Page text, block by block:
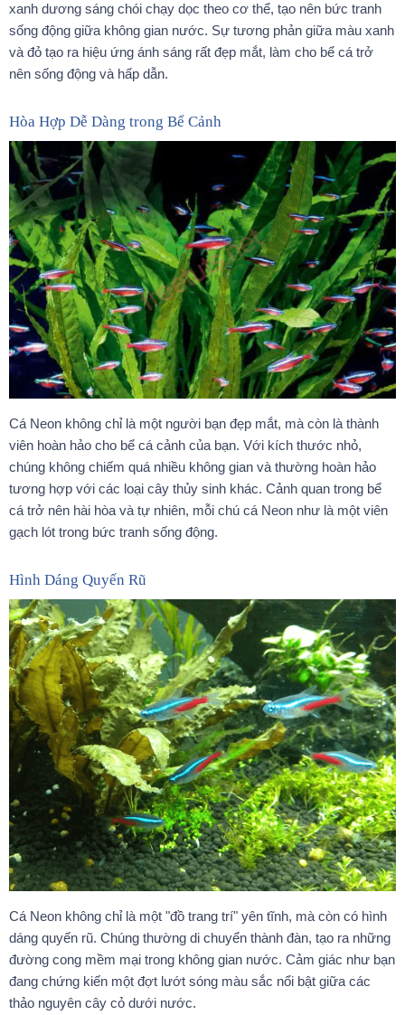
xanh dương sáng chói chạy dọc theo cơ thể, tạo nên bức tranh
sống động giữa không gian nước. Sự tương phản giữa màu xanh
và đỏ tạo ra hiệu ứng ánh sáng rất đẹp mắt, làm cho bể cá trở
nên sống động và hấp dẫn.
Hòa Hợp Dễ Dàng trong Bể Cảnh
Cá Neon không chỉ là một người bạn đẹp mắt, mà còn là thành
viên hoàn hảo cho bể cá cảnh của bạn. Với kích thước nhỏ,
chúng không chiếm quá nhiều không gian và thường hoàn hảo
tương hợp với các loại cây thủy sinh khác. Cảnh quan trong bể
cá trở nên hài hòa và tự nhiên, mỗi chú cá Neon như là một viên
gạch lót trong bức tranh sống động.
Hình Dáng Quyến Rũ
Cá Neon không chỉ là một "đồ trang trí" yên tĩnh, mà còn có hình
dáng quyến rũ. Chúng thường di chuyển thành đàn, tạo ra những
đường cong mềm mại trong không gian nước. Cảm giác như bạn
đang chứng kiến một đợt lướt sóng màu sắc nổi bật giữa các
thảo nguyên cây cỏ dưới nước.